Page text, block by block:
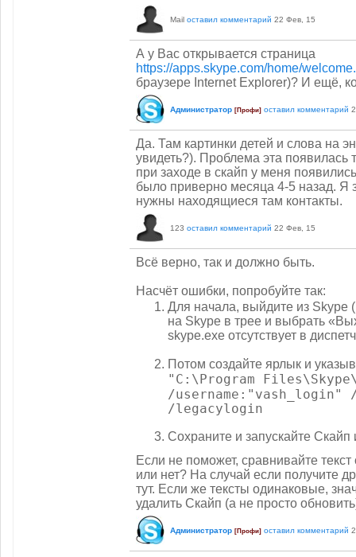
Mail оставил комментарий 22 Фев, 15
А у Вас открывается страница
https://apps.skype.com/home/
браузере Internet Explorer)? И ещё,
Администратор [Профи] оставил комментарий
Да. Там картинки детей и слова на
увидеть?). Проблема эта появилась
при заходе в скайп у меня
было приверно месяца 4-5 назад. Я
нужны находящиеся там контакты.
123 оставил комментарий 22 Фев, 15
Всё верно, так и должно быть.
Насчёт ошибки, попробуйте так:
Для начала, выйдите из Skype
на Skype в трее и выбрать
skype.exe отсутствует в
Потом создайте ярлык и
"C:\Program
/username:"vash_login"
/legacylogin
Сохраните и запускайте Скайп
Если не поможет, сравнивайте
или нет? На случай если получите
тут. Если же тексты одинаковые,
удалить Скайп (а не просто
Администратор [Профи] оставил комментарий